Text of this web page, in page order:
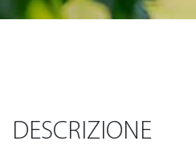
DESCRIZIONE